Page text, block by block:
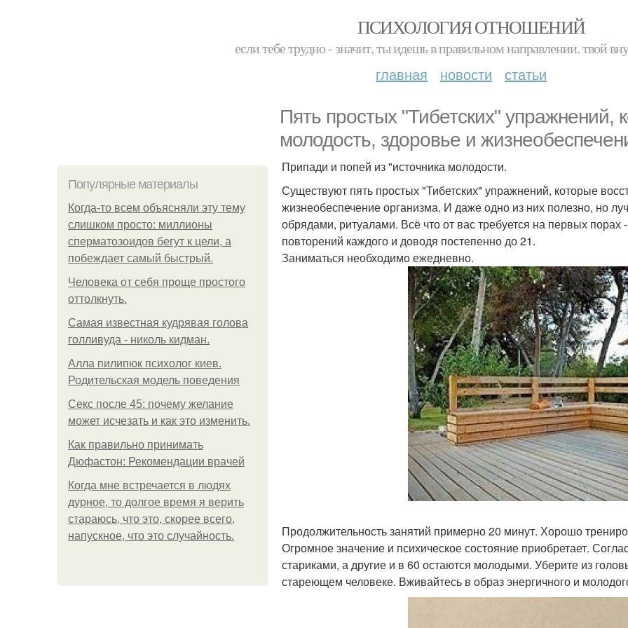
ПСИХОЛОГИЯ ОТНОШЕНИЙ
если тебе трудно - значит, ты идешь в правильном направлении. твой
главная новости статьи
Пять простых "Тибетских" упражнений,
молодость, здоровье и
Популярные материалы
Когда-то всем объясняли эту тему
слишком просто: миллионы
сперматозоидов бегут к цели, а
побеждает самый быстрый.
Человека от себя проще простого
оттолкнуть.
Самая известная кудрявая голова
голливуда - николь кидман.
Алла пилипюк психолог киев.
Родительская модель поведения
Секс после 45: почему желание
может исчезать и как это изменить.
Как правильно принимать
Дюфастон: Рекомендации врачей
Когда мне встречается в людях
дурное, то долгое время я верить
стараюсь, что это, скорее всего,
напускное, что это случайность.
Припади и попей из "источника молодости.
Существуют пять простых "Тибетских" упражнений, которые
жизнеобеспечение организма. И даже одно из них полезно, но
обрядами, ритуалами. Всё что от вас требуется на первых порах
повторений каждого и доводя постепенно до 21.
Заниматься необходимо ежедневно.
Продолжительность занятий примерно 20 минут. Хорошо
Огромное значение и психическое состояние приобретает.
стариками, а другие и в 60 остаются молодыми. Уберите из
стареющем человеке. Вживайтесь в образ энергичного и